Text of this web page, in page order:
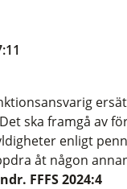
ska framgå av
enligt
åt någon
FFFS 2024:4